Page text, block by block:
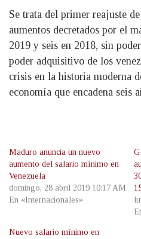
Se trata del primer reajuste
aumentos decretados por el
2019 y seis en 2018, sin
poder adquisitivo de los
crisis en la historia moderna
economía que encadena seis
Maduro anuncia un nuevo
aumento del salario mínimo en
Venezuela
domingo, 28 abril 2019 10:17 AM
En «Internacionales»
Nuevo salario mínimo en